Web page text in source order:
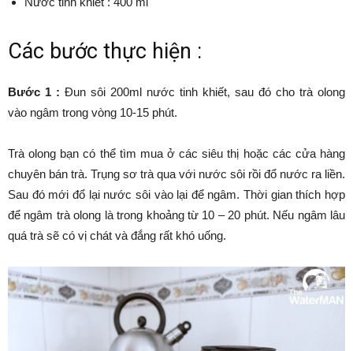
Các bước thực hiện :
Bước 1 : Đun sôi 200ml nước tinh khiết, sau đó cho trà olong
vào ngâm trong vòng 10-15 phút.
Trà olong bạn có thể tìm mua ở các siêu thị hoặc các cửa hàng
chuyên bán trà. Trụng sơ trà qua với nước sôi rồi đổ nước ra liền.
Sau đó mới đổ lại nước sôi vào lại để ngâm. Thời gian thích hợp
để ngâm trà olong là trong khoảng từ 10 – 20 phút. Nếu ngâm lâu
quá trà sẽ có vị chát và đắng rất khó uống.